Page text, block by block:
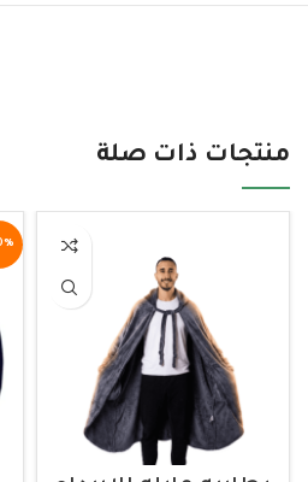
منتجات ذات صلة